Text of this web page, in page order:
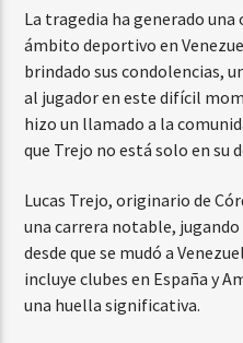
La tragedia ha generado
ámbito deportivo en
brindado sus condolencias,
al jugador en este difícil
hizo un llamado a la
que Trejo no está solo en su
Lucas Trejo, originario de
una carrera notable, jugando
desde que se mudó a
incluye clubes en España y
una huella significativa.